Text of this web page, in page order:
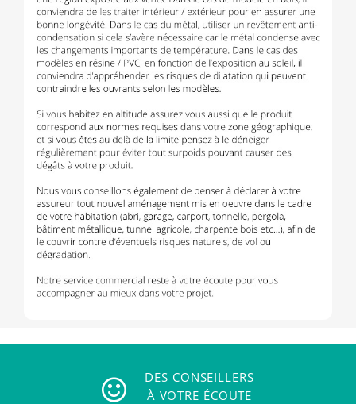
DES CONSEILLERS
À VOTRE ÉCOUTE